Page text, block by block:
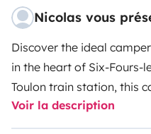
Nicolas vous
Discover the ideal
in the heart of Six-Fours-
Toulon train station, this
all your destinations!
areas just a 5-minute
Voir la description